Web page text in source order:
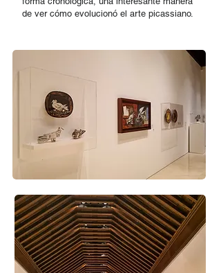
de ver cómo evolucionó el arte picassiano.